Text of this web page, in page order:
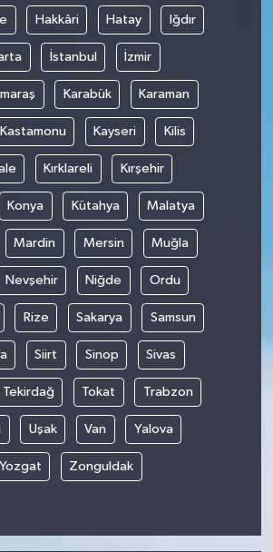
Hakkâri Hatay Iğdır
İstanbul İzmir
Karabük Karaman
Kastamonu Kayseri Kilis
Kırklareli Kırşehir
Konya Kütahya Malatya
Mardin Mersin Muğla
Nevşehir Niğde Ordu
Rize Sakarya Samsun
Siirt Sinop Sivas
Tekirdağ Tokat Trabzon
Uşak Van Yalova
Yozgat Zonguldak